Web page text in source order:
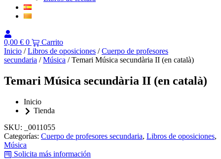
0,00 € 0
Carrito
Inicio /Libros de oposiciones /Cuerpo de profesores
secundaria /Música / Temari Música secundària II (en català)
Temari Música secundària II (en català)
Inicio
Tienda
SKU:
_0011055
Categorías: Cuerpo de profesores secundaria, Libros de oposiciones,
Música
Solicita más información